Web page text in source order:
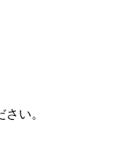
い。